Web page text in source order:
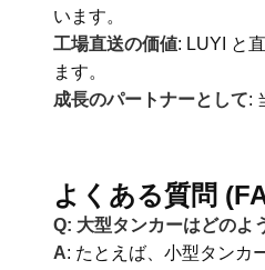
います。
工場直送の価値: LUYI と
ます。
成長のパートナーとして:
よくある質問
Q: 大型タンカーはどのよ
A: たとえば、小型タンカ